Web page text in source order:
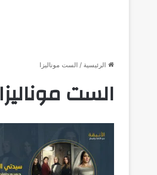
الرئيسية / الست موناليزا
الست موناليزا